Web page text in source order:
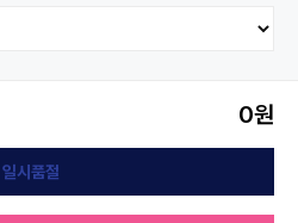
0원
일시품절